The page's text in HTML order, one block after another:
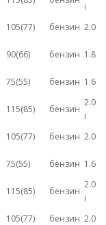
i
105(77) бензин 2.0
90(66) бензин 1.8
75(55) бензин 1.6
115(85) бензин
2.0
i
105(77) бензин 2.0
75(55) бензин 1.6
115(85) бензин
2.0
i
105(77) бензин 2.0